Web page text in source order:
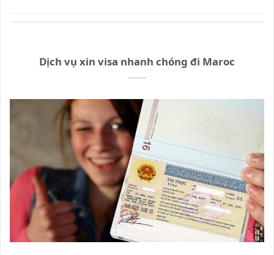
Dịch vụ xin visa nhanh chóng đi Maroc